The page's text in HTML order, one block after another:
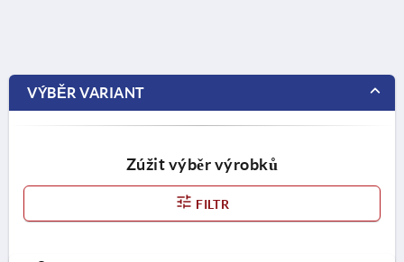
VÝBĚR VARIANT
Zúžit výběr výrobků
FILTR